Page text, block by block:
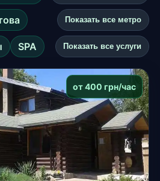
Показать все метро
SPA Показать все услуги
от 400 грн/час